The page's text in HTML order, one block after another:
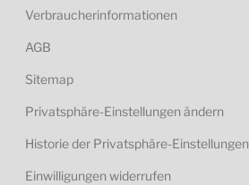
Verbraucherinformationen
AGB
Sitemap
Privatsphäre-Einstellungen ändern
Historie der Privatsphäre-Einstellungen
Einwilligungen widerrufen